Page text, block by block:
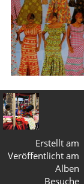
Erstellt am
Veröffentlicht am
Alben
Besuche